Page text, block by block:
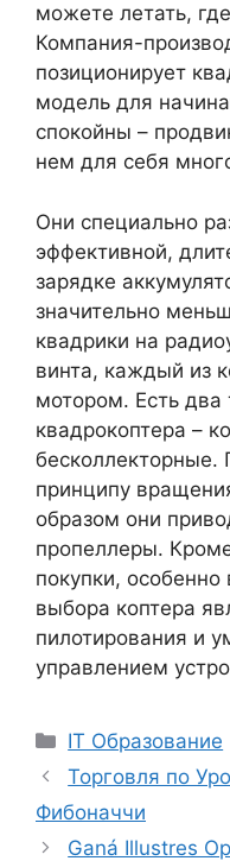
можете летать,
Компания-
позиционирует
модель для
спокойны –
нем для себя
Они специально
эффективной,
зарядке
значительно
квадрики на
винта, каждый из
мотором. Есть два
квадрокоптера –
бесколлекторные.
принципу
образом они
пропеллеры.
покупки,
выбора коптера
пилотирования и
управлением
Categories
IT Образование
Торговля по
Фибоначчи
Ganá Illustres